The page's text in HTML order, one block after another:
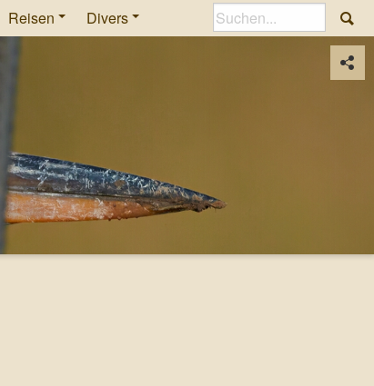
Reisen Divers